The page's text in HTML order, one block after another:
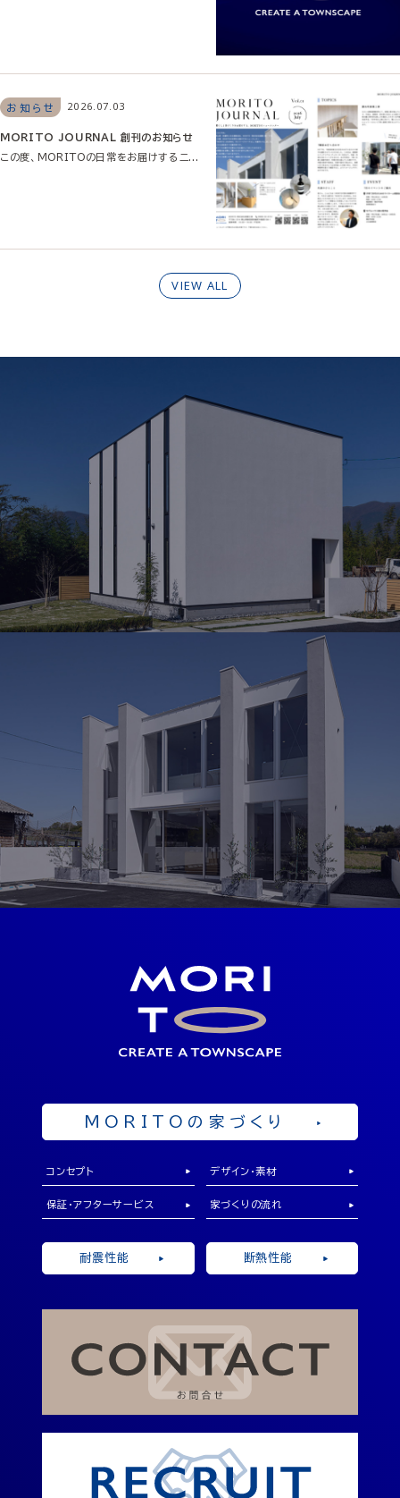
お知らせ 2026.07.03
MORITO JOURNAL 創刊のお知らせ
この度、MORITOの日常をお届けするニ...
VIEW ALL
MODEL HOUSE
岡山北モデルハウス
岡山県勝田郡奈義町荒内西58-2
OPEN 10：00 ～ 19：00
見学予約
SHOWROOM
ショールーム
岡山県勝田郡奈義町中島西108-1
MORITOの家づくり
コンセプト デザイン・素材
保証・アフターサービス 家づくりの流れ
耐震性能 断熱性能